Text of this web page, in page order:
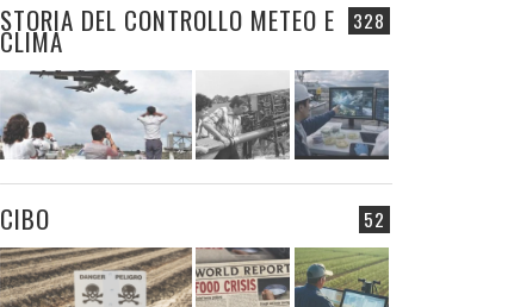
328
STORIA DEL CONTROLLO METEO E
CLIMA
52
CIBO